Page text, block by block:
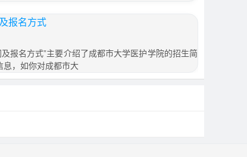
报名方式
报名方式”主要介绍了成都市大学医护学院的招生简
息，如你对成都市大